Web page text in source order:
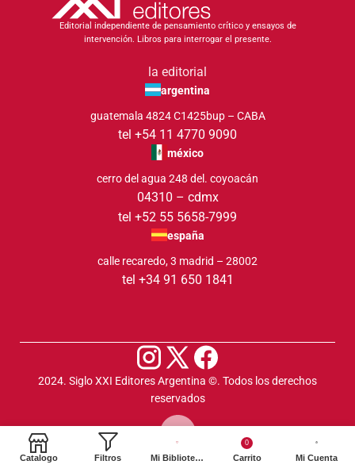
Editorial independiente de pensamiento crítico y ensayos de
intervención. Libros para interrogar el presente.
la editorial
argentina
guatemala 4824 C1425bup – CABA
tel +54 11 4770 9090
méxico
cerro del agua 248 del. coyoacán
04310 – cdmx
tel +52 55 5658-7999
españa
calle recaredo, 3 madrid – 28002
tel +34 91 650 1841
2024. Siglo XXI Editores Argentina ©️. Todos los derechos
reservados
Catalogo Filtros Mi Biblioteca
0
Carrito Mi Cuenta